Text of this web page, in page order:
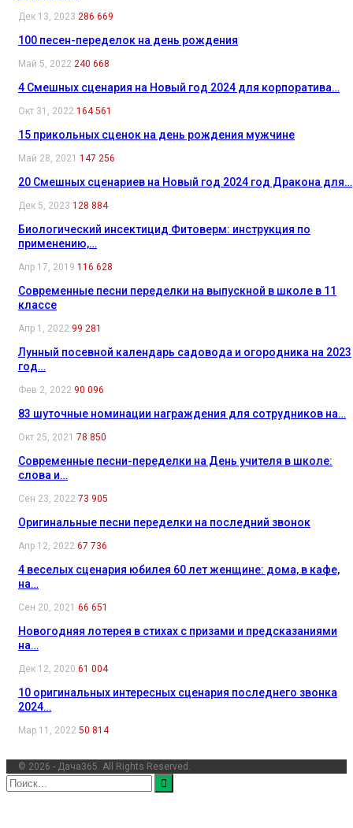
Дек 13, 2023 286 669
100 песен-переделок на день рождения
Май 5, 2022 240 668
4 Смешных сценария на Новый год 2024 для корпоратива…
Окт 31, 2022 164 561
15 прикольных сценок на день рождения мужчине
Май 28, 2021 147 256
20 Смешных сценариев на Новый год 2024 год Дракона для…
Дек 5, 2023 128 884
Биологический инсектицид Фитоверм: инструкция по
применению,…
Апр 17, 2019 116 628
Современные песни переделки на выпускной в школе в 11
классе
Апр 1, 2022 99 281
Лунный посевной календарь садовода и огородника на 2023
год…
Фев 2, 2022 90 096
83 шуточные номинации награждения для сотрудников на…
Окт 25, 2021 78 850
Современные песни-переделки на День учителя в школе:
слова и…
Сен 23, 2022 73 905
Оригинальные песни переделки на последний звонок
Апр 12, 2022 67 736
4 веселых сценария юбилея 60 лет женщине: дома, в кафе,
на…
Сен 20, 2021 66 651
Новогодняя лотерея в стихах с призами и предсказаниями
на…
Дек 12, 2020 61 004
10 оригинальных интересных сценария последнего звонка
2024…
Мар 11, 2022 50 814
© 2026 - Дача365. All Rights Reserved.